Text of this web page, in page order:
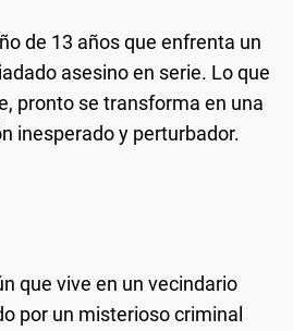
de 13 años que enfrenta un
asesino en serie. Lo que
pronto se transforma en una
inesperado y perturbador.
que vive en un vecindario
por un misterioso criminal